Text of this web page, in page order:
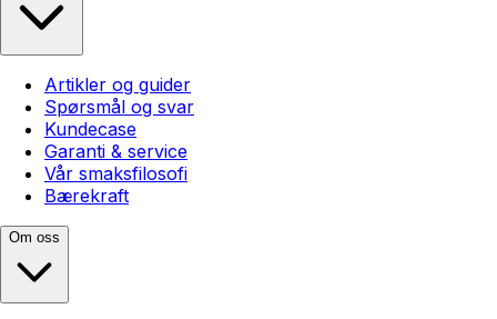
Artikler og guider
Spørsmål og svar
Kundecase
Garanti & service
Vår smaksfilosofi
Bærekraft
Om oss